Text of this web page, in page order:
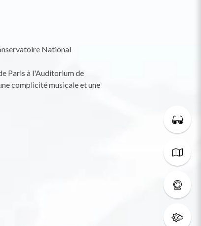
National
Paris à l'Auditorium de
complicité musicale et une